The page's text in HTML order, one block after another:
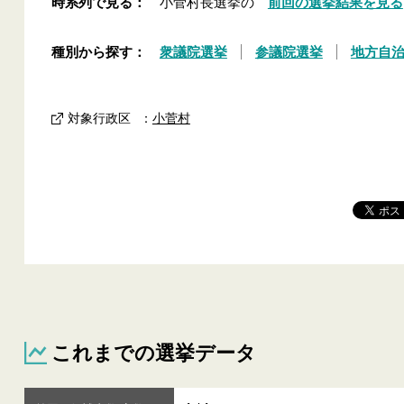
種別から探す： 衆議院選挙 参議院選挙 地方自
対象行政区 ： 小菅村
これまでの選挙データ